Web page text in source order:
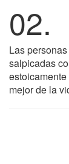
02.
Las
salpicadas
mejor de la